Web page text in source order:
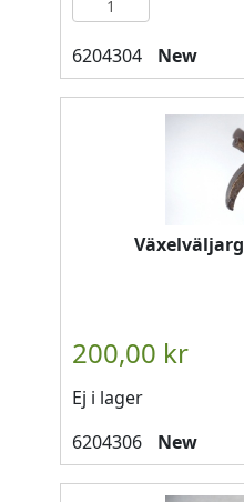
New
Ej i lager
New